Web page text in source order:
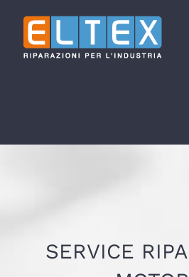
contenuto
SERVICE